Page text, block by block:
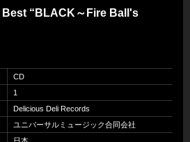
Best “BLACK～Fire Ball's
CD
1
Delicious Deli Records
ユニバーサルミュージック合同会社